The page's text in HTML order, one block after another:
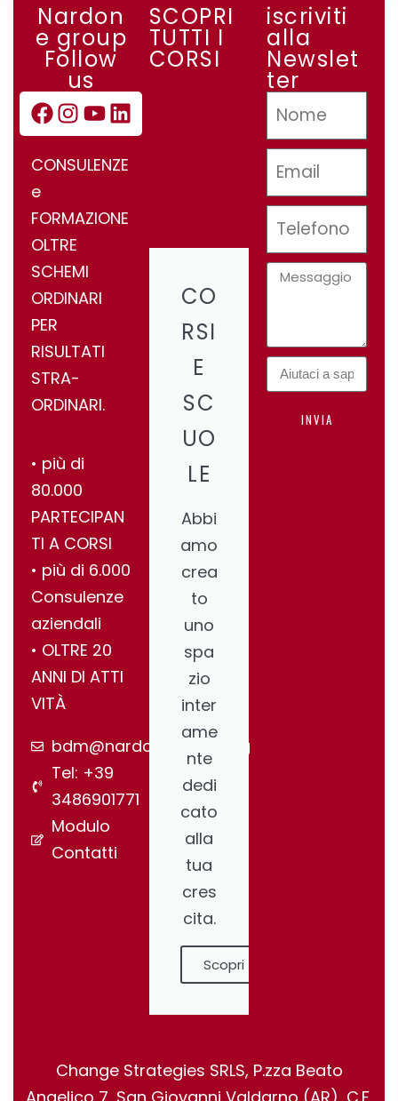
Nardon
e group
Follow
us
CONSULENZE
e
FORMAZIONE
OLTRE
SCHEMI
ORDINARI
PER
RISULTATI
STRA-
ORDINARI.
•⁠ ⁠più di
80.000
PARTECIPAN
TI A CORSI
•⁠ ⁠più di 6.000
Consulenze
aziendali
•⁠ ⁠OLTRE 20
ANNI DI ATTI
VITÀ
bdm@nardonegroup.org
Tel: +39
3486901771
Modulo
Contatti
SCOPRI
TUTTI I
CORSI
CO
RSI
E
SC
UO
LE
Abbi
amo
crea
to
uno
spa
zio
inter
ame
nte
dedi
cato
alla
tua
cres
cita.
Scopri
iscriviti
alla
Newslet
ter
INVIA
Change Strategies SRLS, P.zza Beato